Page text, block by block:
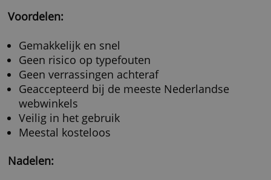
Zo maak je met je eigen bankrekening heel
makkelijk geld over naar de verkoper. Na de
betaling keer je weer terug naar de webshop.
Meestal krijg je daarna meteen een
van je betaling.
Voordelen:
Gemakkelijk en snel
Geen risico op typefouten